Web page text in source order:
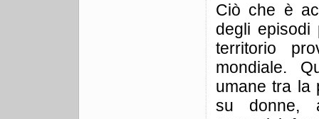
Ciò che è
degli
territorio
mondiale.
umane tra la
su donne,